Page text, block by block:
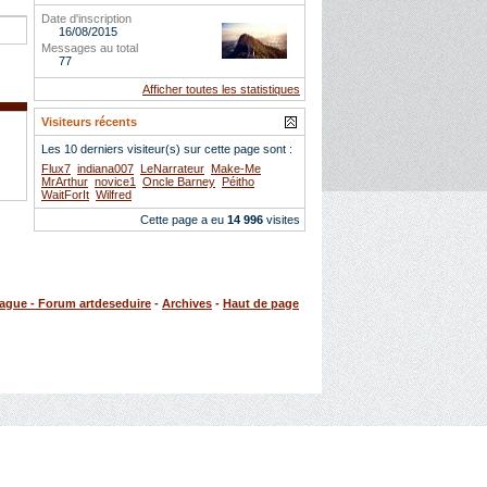
Date d'inscription
16/08/2015
Messages au total
77
Afficher toutes les statistiques
Visiteurs récents
Les 10 derniers visiteur(s) sur cette page sont :
Flux7 indiana007 LeNarrateur Make-Me
MrArthur novice1 Oncle Barney Péitho
WaitForIt Wilfred
Cette page a eu 14 996 visites
- Forum artdeseduire - Archives - Haut de page